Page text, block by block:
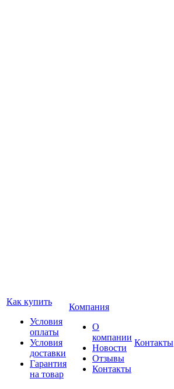
Как купить
Условия
оплаты
Условия
доставки
Гарантия
на товар
Компания
О
компании
Новости
Отзывы
Контакты
Контакты